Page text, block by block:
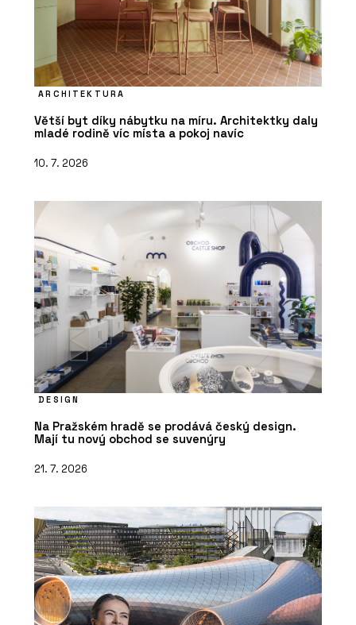
ARCHITEKTURA
Větší byt díky nábytku na míru. Architektky daly
mladé rodině víc místa a pokoj navíc
10. 7. 2026
DESIGN
Na Pražském hradě se prodává český design.
Mají tu nový obchod se suvenýry
21. 7. 2026